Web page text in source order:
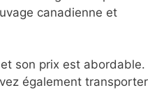
canadienne et
son prix est abordable.
également transporter